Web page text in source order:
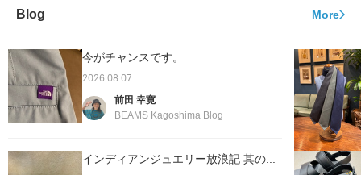
Blog More
今がチャンスです。
2026.08.07
前田 幸寛
BEAMS Kagoshima Blog
インディアンジュエリー放浪記 其の...